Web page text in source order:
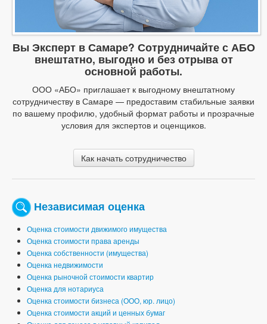
Вы Эксперт в Самаре? Сотрудничайте с АБО
внештатно, выгодно и без отрыва от
основной работы.
ООО «АБО» приглашает к выгодному внештатному
сотрудничеству в Самаре — предоставим стабильные заявки
по вашему профилю, удобный формат работы и прозрачные
условия для экспертов и оценщиков.
Как начать сотрудничество
Независимая оценка
Оценка стоимости движимого имущества
Оценка стоимости права аренды
Оценка собственности (имущества)
Оценка недвижимости
Оценка рыночной стоимости квартир
Оценка для нотариуса
Оценка стоимости бизнеса (ООО, юр. лицо)
Оценка стоимости акций и ценных бумаг